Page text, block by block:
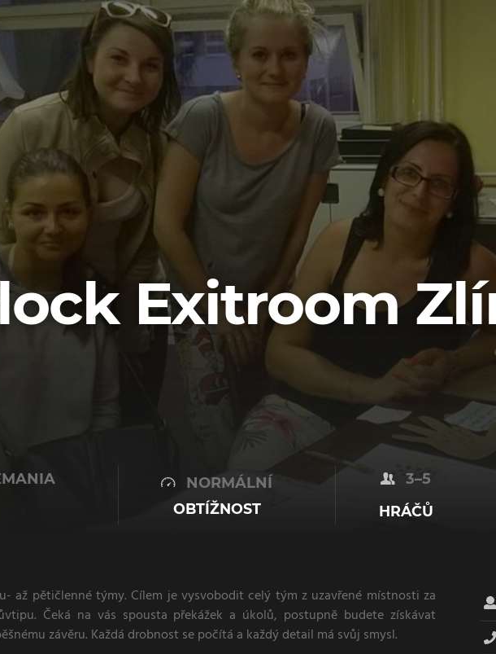
Exitroom
NORMÁLNÍ
OBTÍŽNOST
3–5
HRÁČŮ
až pětičlenné týmy. Cílem je vysvobodit celý tým z uzavřené místnosti za
Čeká na vás spousta překážek a úkolů, postupně budete získávat
závěru. Každá drobnost se počítá a každý detail má svůj smysl.